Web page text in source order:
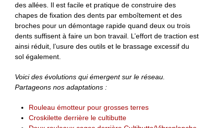
des allées. Il est facile et pratique de construire des
chapes de fixation des dents par emboîtement et des
broches pour un démontage rapide quand deux ou trois
dents suffisent à faire un bon travail. L’effort de traction est
ainsi réduit, l’usure des outils et le brassage excessif du
sol également.
Voici des évolutions qui émergent sur le réseau.
Partageons nos adaptations :
Rouleau émotteur pour grosses terres
Croskilette derrière le cultibutte